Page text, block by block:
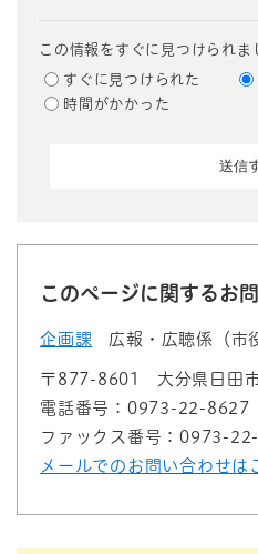
この情報をすぐに見つけられま
すぐに見つけられた
時間がかかった
このページに関するお
企画課 広報・広聴係（市
〒877-8601
大分県日田
電話番号：0973-22-8627
ファックス番号：0973-
メールでのお問い合わせは